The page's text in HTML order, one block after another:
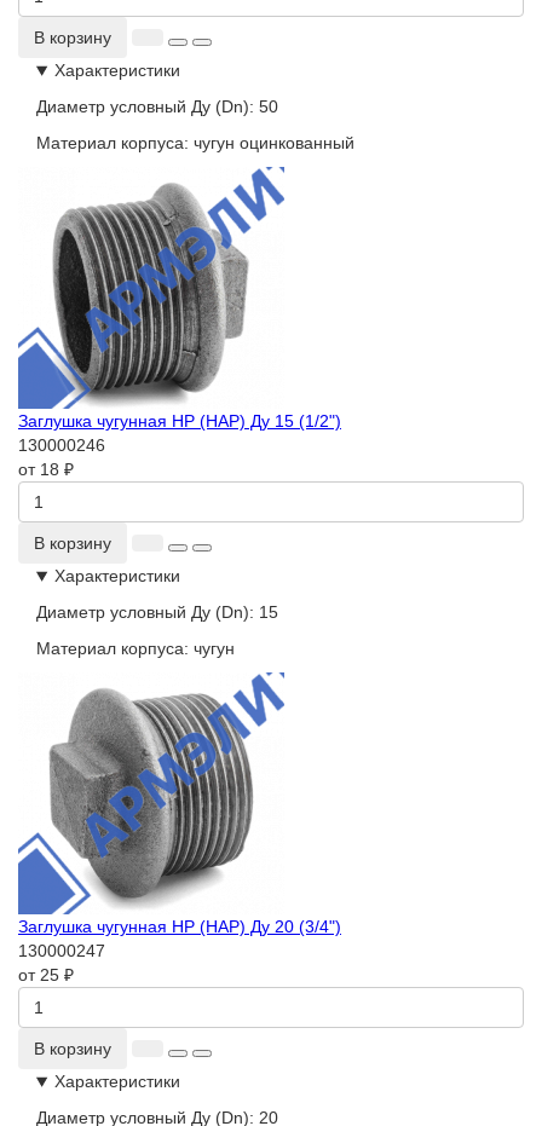
В корзину
Характеристики
Диаметр условный Ду (Dn): 50
Материал корпуса: чугун оцинкованный
Заглушка чугунная НР (НАР) Ду 15 (1/2")
130000246
от 18 ₽
В корзину
Характеристики
Диаметр условный Ду (Dn): 15
Материал корпуса: чугун
Заглушка чугунная НР (НАР) Ду 20 (3/4")
130000247
от 25 ₽
В корзину
Характеристики
Диаметр условный Ду (Dn): 20